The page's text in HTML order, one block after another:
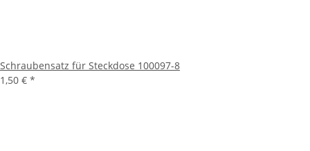
Schraubensatz für Steckdose 100097-8
1,50 € *